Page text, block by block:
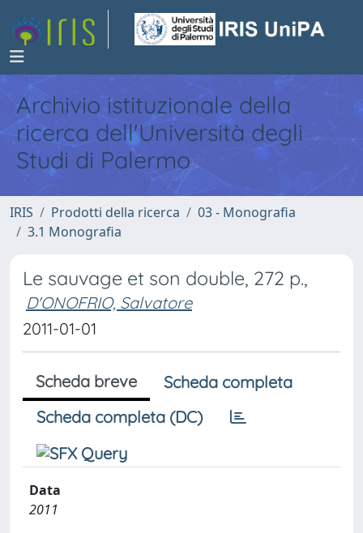
Archivio istituzionale della
ricerca dell'Università degli
Studi di Palermo
IRIS Prodotti della ricerca
03 - Monografia
3.1 Monografia
Le sauvage et son double, 272 p.,
D'ONOFRIO, Salvatore
2011-01-01
Scheda breve
Scheda completa
Scheda completa (DC)
Data
2011